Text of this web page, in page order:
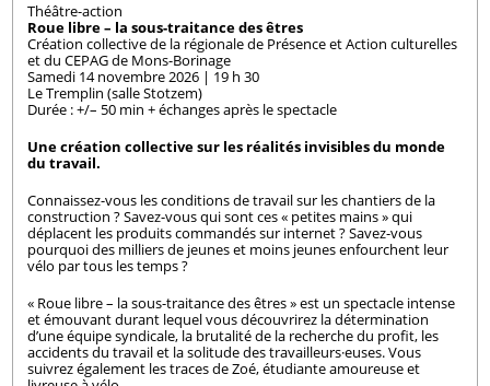
Théâtre-action
Roue libre – la sous-traitance des êtres
Création collective de la régionale de Présence et Action culturelles
et du CEPAG de Mons-Borinage
Samedi 14 novembre 2026 | 19 h 30
Le Tremplin (salle Stotzem)
Durée : +/– 50 min + échanges après le spectacle
Une création collective sur les réalités invisibles du monde
du travail.
Connaissez-vous les conditions de travail sur les chantiers de la
construction ? Savez-vous qui sont ces « petites mains » qui
déplacent les produits commandés sur internet ? Savez-vous
pourquoi des milliers de jeunes et moins jeunes enfourchent leur
vélo par tous les temps ?
« Roue libre – la sous-traitance des êtres » est un spectacle intense
et émouvant durant lequel vous découvrirez la détermination
d’une équipe syndicale, la brutalité de la recherche du profit, les
accidents du travail et la solitude des travailleurs·euses. Vous
suivrez également les traces de Zoé, étudiante amoureuse et